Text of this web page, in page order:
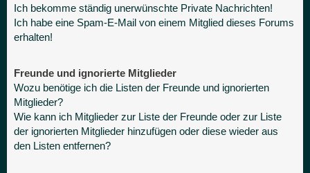
Ich bekomme ständig unerwünschte Private Nachrichten!
Ich habe eine Spam-E-Mail von einem Mitglied dieses Forums
erhalten!
Freunde und ignorierte Mitglieder
Wozu benötige ich die Listen der Freunde und ignorierten
Mitglieder?
Wie kann ich Mitglieder zur Liste der Freunde oder zur Liste
der ignorierten Mitglieder hinzufügen oder diese wieder aus
den Listen entfernen?